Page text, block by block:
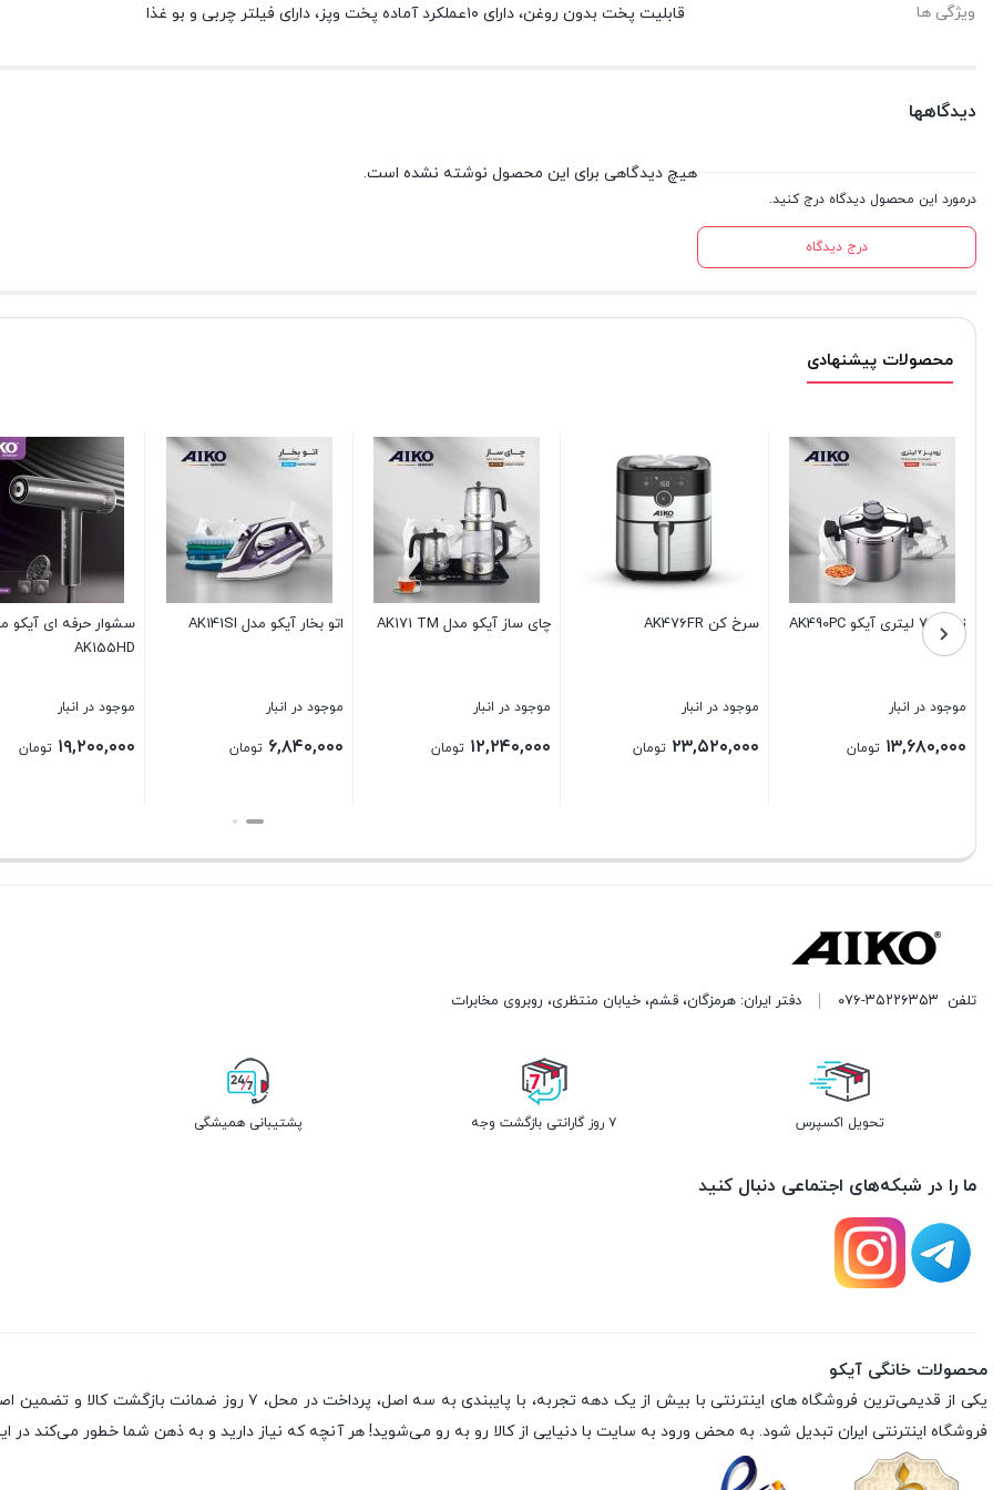
ویژگی ها قابلیت پخت بدون روغن، دارای ۱۰عملکرد آماده پخت و‌پز، دارای فیلتر چربی و بو غذا
دیدگاهها
درمورد این محصول دیدگاه درج کنید.
درج دیدگاه
هیچ دیدگاهی برای این محصول نوشته نشده است.
محصولات پیشنهادی
سرخ کن AK476FR
موجود در انبار
۲۳,۵۲۰,۰۰۰ تومان
چای ساز آیکو مدل AK171 TM
موجود در انبار
۱۲,۲۴۰,۰۰۰ تومان
اتو بخار آیکو مدل AK141SI
موجود در انبار
۶,۸۴۰,۰۰۰ تومان
سشوار حرفه ای آیکو مدل
موجود در انبار
۱۹,۲۰۰,۰۰۰ تومان
ساندویچ ساز 2 کاره AK202SM
موجود در انبار
۱۳,۶۰۰,۰۰۰ تومان
تلفن ۰۷۶-۳۵۲۲۶۳۵۳ دفتر ایران: هرمزگان، قشم، خیابان منتظری، روبروی مخابرات
تحویل اکسپرس ۷ روز گارانتی بازگشت وجه پشتیبانی همیشگی
ما را در شبکه‌های اجتماعی دنبال کنید
محصولات خانگی آیکو
یکی از قدیمی‌ترین فروشگاه های اینترنتی با بیش از یک دهه تجربه، با
فروشگاه اینترنتی ایران تبدیل شود. به محض ورود به سایت با دنیایی از کالا رو به رو می‌شوید! هر آنچه که نیاز دارید و به ذهن شما خطور می‌کند در